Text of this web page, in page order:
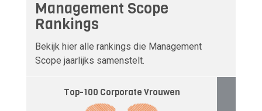
Management Scope
Rankings
Bekijk hier alle rankings die Management
Scope jaarlijks samenstelt.
Top-100 Corporate Vrouwen